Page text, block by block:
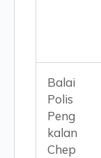
Balai
Polis
Peng
kalan
Chep